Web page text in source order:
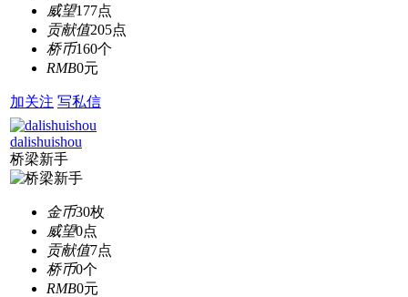
威望177点
贡献值205点
桥币160个
RMB0元
加关注 写私信
dalishuishou
桥梁新手
金币30枚
威望0点
贡献值7点
桥币0个
RMB0元